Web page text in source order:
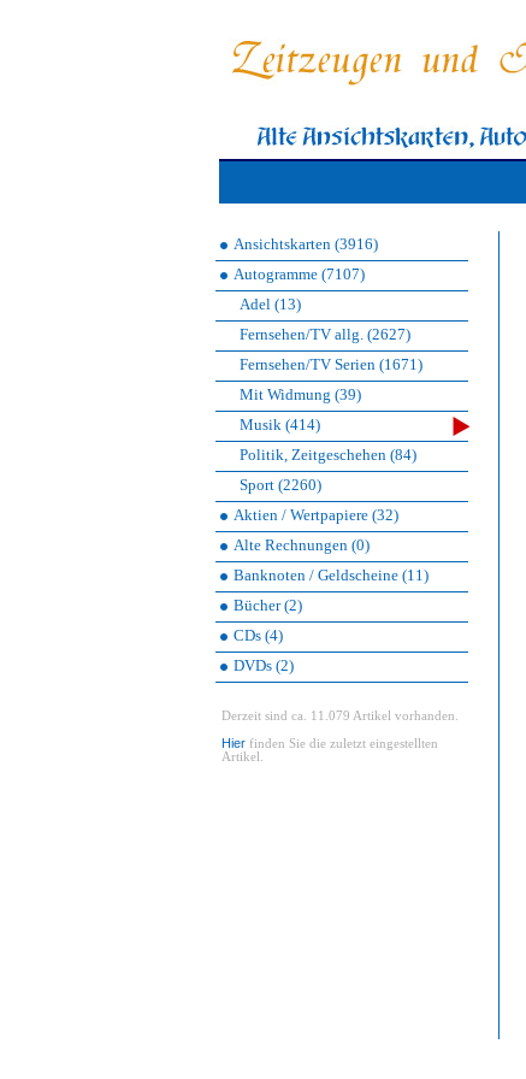
Ansichtskarten (3916)
Autogramme (7107)
Adel (13)
Fernsehen/TV allg. (2627)
Fernsehen/TV Serien (1671)
Mit Widmung (39)
Musik (414)
Politik, Zeitgeschehen (84)
Sport (2260)
Aktien / Wertpapiere (32)
Alte Rechnungen (0)
Banknoten / Geldscheine (11)
Bücher (2)
CDs (4)
DVDs (2)
Derzeit sind ca. 11.079 Artikel vorhanden.
Hier finden Sie die zuletzt eingestellten
Artikel.